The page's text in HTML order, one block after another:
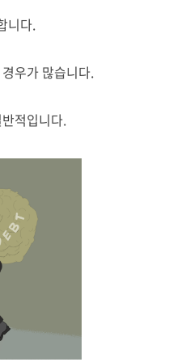
니다.
우가 많습니다.
적입니다.